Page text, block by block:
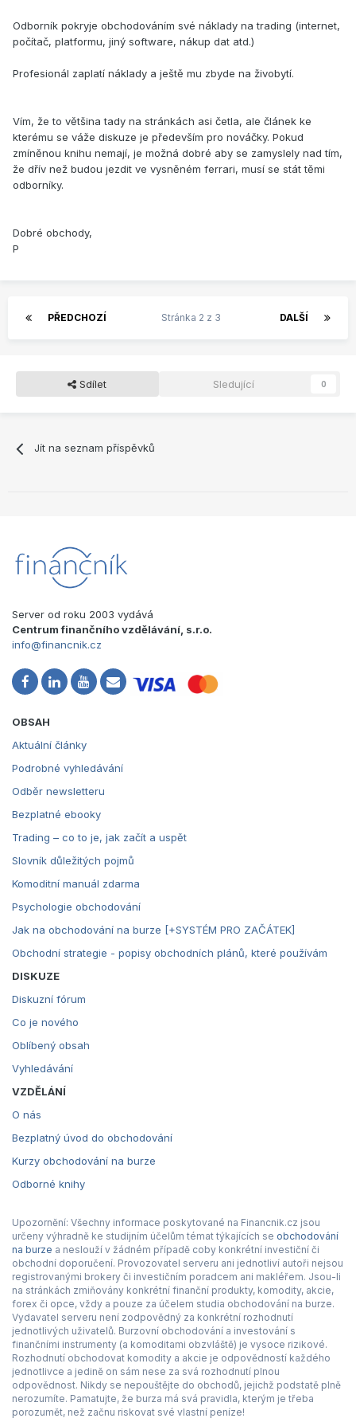
Odborník pokryje obchodováním své náklady na trading (internet,
počítač, platformu, jiný software, nákup dat atd.)
Profesionál zaplatí náklady a ještě mu zbyde na živobytí.
Vím, že to většina tady na stránkách asi četla, ale článek ke
kterému se váže diskuze je především pro nováčky. Pokud
zmíněnou knihu nemají, je možná dobré aby se zamyslely nad tím,
že dřív než budou jezdit ve vysněném ferrari, musí se stát těmi
odborníky.
Dobré obchody,
P
PŘEDCHOZÍ DALŠÍ
Stránka 2 z 3
Sdílet Sledující 0
Jít na seznam příspěvků
Server od roku 2003 vydává
Centrum finančního vzdělávání, s.r.o.
info@financnik.cz
OBSAH
Aktuální články
Podrobné vyhledávání
Odběr newsletteru
Bezplatné ebooky
Trading – co to je, jak začít a uspět
Slovník důležitých pojmů
Komoditní manuál zdarma
Psychologie obchodování
Jak na obchodování na burze [+SYSTÉM PRO ZAČÁTEK]
Obchodní strategie - popisy obchodních plánů, které používám
DISKUZE
Diskuzní fórum
Co je nového
Oblíbený obsah
Vyhledávání
VZDĚLÁNÍ
O nás
Bezplatný úvod do obchodování
Kurzy obchodování na burze
Odborné knihy
Upozornění: Všechny informace poskytované na Financnik.cz jsou
určeny výhradně ke studijním účelům témat týkajících se obchodování
na burze a neslouží v žádném případě coby konkrétní investiční či
obchodní doporučení. Provozovatel serveru ani jednotliví autoři nejsou
registrovanými brokery či investičním poradcem ani makléřem. Jsou-li
na stránkách zmiňovány konkrétní finanční produkty, komodity, akcie,
forex či opce, vždy a pouze za účelem studia obchodování na burze.
Vydavatel serveru není zodpovědný za konkrétní rozhodnutí
jednotlivých uživatelů. Burzovní obchodování a investování s
finančními instrumenty (a komoditami obzvláště) je vysoce rizikové.
Rozhodnutí obchodovat komodity a akcie je odpovědností každého
jednotlivce a jedině on sám nese za svá rozhodnutí plnou
odpovědnost. Nikdy se nepouštějte do obchodů, jejichž podstatě plně
nerozumíte. Pamatujte, že burza má svá pravidla, kterým je třeba
porozumět, než začnu riskovat své vlastní peníze!